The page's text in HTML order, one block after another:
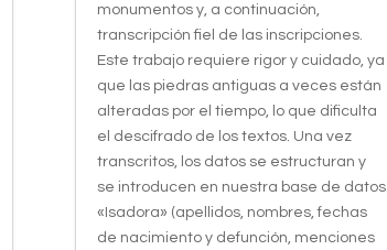
monumentos y, a continuación,
transcripción fiel de las inscripciones.
Este trabajo requiere rigor y cuidado, ya
que las piedras antiguas a veces están
alteradas por el tiempo, lo que dificulta
el descifrado de los textos. Una vez
transcritos, los datos se estructuran y
se introducen en nuestra base de datos
«Isadora» (apellidos, nombres, fechas
de nacimiento y defunción, menciones